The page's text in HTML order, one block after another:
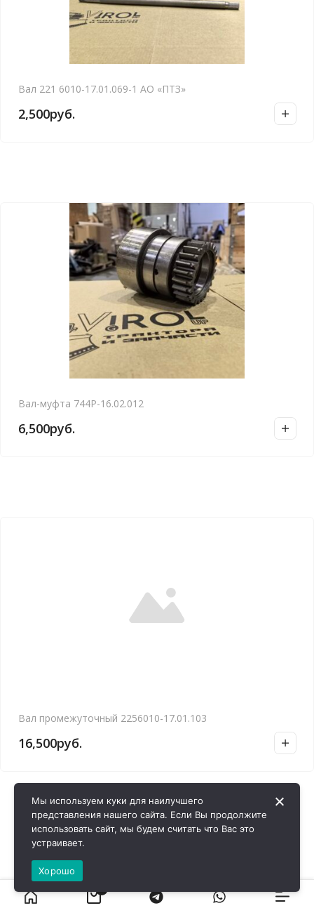
Вал 221 6010-17.01.069-1 АО «ПТЗ»
2,500руб.
Вал-муфта 744Р-16.02.012
6,500руб.
Вал промежуточный 2256010-17.01.103
16,500руб.
Мы используем куки для наилучшего
представления нашего сайта. Если Вы продолжите
использовать сайт, мы будем считать что Вас это
устраивает.
Хорошо